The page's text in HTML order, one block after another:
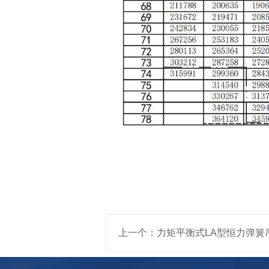
上一个：力矩平衡式LA型恒力弹簧